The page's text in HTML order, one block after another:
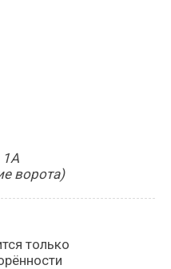
1А
ворота)
только